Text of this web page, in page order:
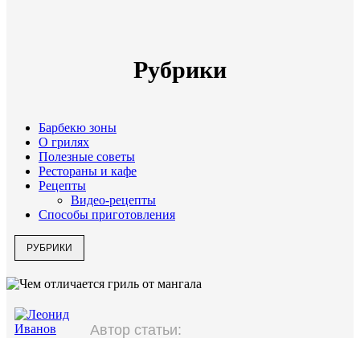
Рубрики
Барбекю зоны
О грилях
Полезные советы
Рестораны и кафе
Рецепты
Видео-рецепты
Способы приготовления
РУБРИКИ
Автор статьи: